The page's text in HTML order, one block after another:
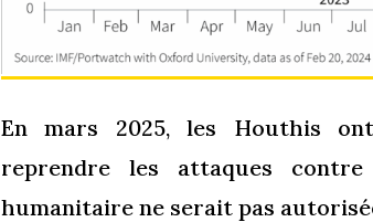
En mars 2025, les Houthis
reprendre les attaques
humanitaire ne serait pas